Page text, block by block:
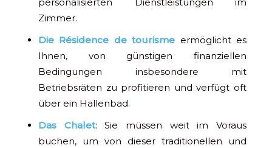
Zimmer.
Die Résidence de tourisme ermöglicht es
Ihnen, von günstigen finanziellen
Bedingungen insbesondere mit
Betriebsräten zu profitieren und verfügt oft
über ein Hallenbad.
Das Chalet: Sie müssen weit im Voraus
buchen, um von dieser traditionellen und